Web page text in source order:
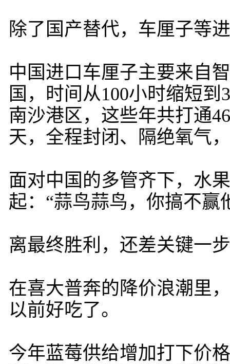
除了国产替代，车厘子等
中国进口车厘子主要来自
国，时间从100小时缩短
南沙港区，这些年共打通
天，全程封闭、隔绝氧气
面对中国的多管齐下，水
起：“蒜鸟蒜鸟，你搞不赢
离最终胜利，还差关键一步
在喜大普奔的降价浪潮里
以前好吃了。
今年蓝莓供给增加打下价